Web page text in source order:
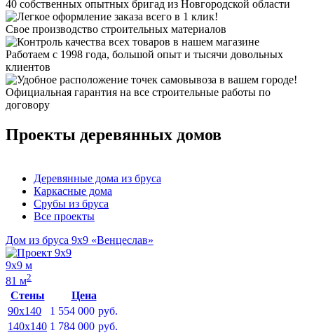
40 собственных опытных бригад из Новгородской области
Свое производство строительных материалов
Работаем с 1998 года, большой опыт и тысячи довольных
клиентов
Официальная гарантия на все строительные работы по
договору
Проекты деревянных домов
Деревянные дома из бруса
Каркасные дома
Срубы из бруса
Все проекты
Дом из бруса 9х9 «Венцеслав»
9х9 м
81 м2
Стены
Цена
90x140
1 554 000 руб.
140x140 1 784 000 руб.